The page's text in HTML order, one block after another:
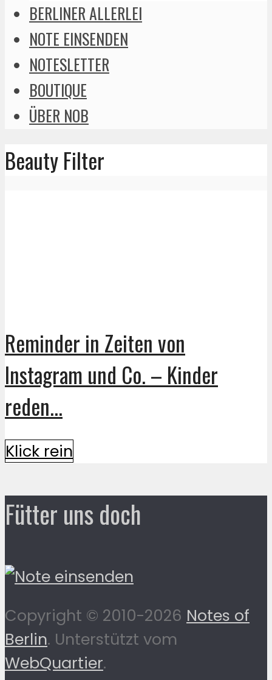
BERLINER ALLERLEI
NOTE EINSENDEN
NOTESLETTER
BOUTIQUE
ÜBER NOB
Beauty Filter
Reminder in Zeiten von
Instagram und Co. – Kinder
reden...
Klick rein
Fütter uns doch
Copyright © 2010-2026 Notes of
Berlin. Unterstützt vom
WebQuartier.